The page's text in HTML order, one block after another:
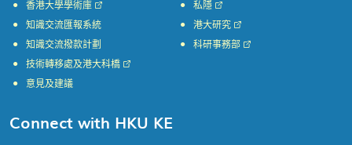
香港大學學術庫
知識交流匯報系統
知識交流撥款計劃
私隱
港大研究
科研事務部
技術轉移處及港大科橋
意見及建議
Connect with HKU KE